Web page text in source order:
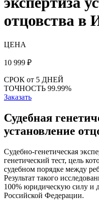
отцовства в
ЦЕНА
10 999 ₽
СРОК от 5 ДНЕЙ
ТОЧНОСТЬ 99.99%
Заказать
Судебная
установление
Судебно-генетическая
генетический тест, цель
судебном порядке между
Результат такого
100% юридическую силу и
Российской Федерации.